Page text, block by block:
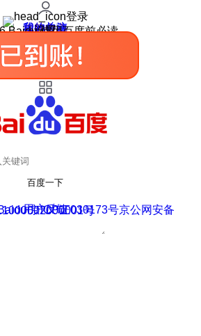
登录
我的关注
我的收藏
皮肤中心
用户反馈
设置
Baidu 使用百度前必读
百度一下
用户反馈
京ICP证030173号
公网安备11000002000001号